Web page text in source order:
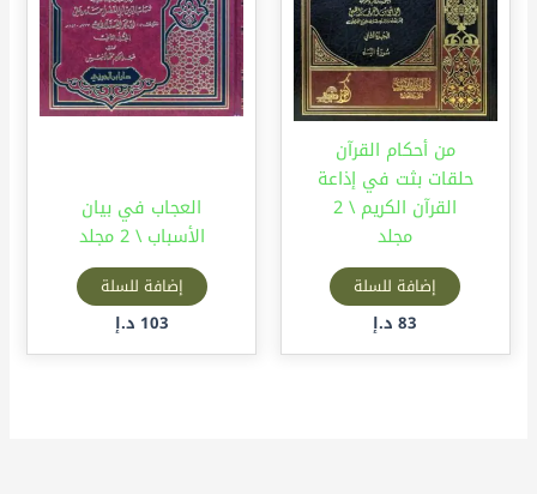
من أحكام القرآن
حلقات بثت في إذاعة
القرآن الكريم \ 2
مجلد
إضافة للسلة
83 د.إ
العجاب في بيان
الأسباب \ 2 مجلد
إضافة للسلة
103 د.إ